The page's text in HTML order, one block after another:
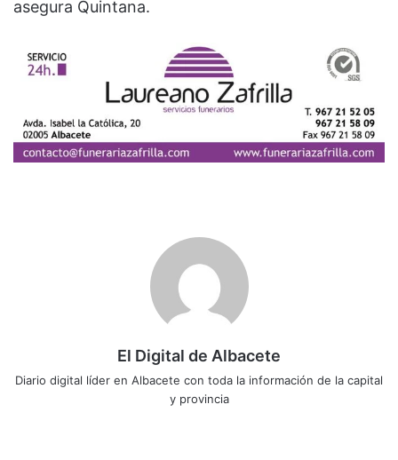
asegura Quintana.
El Digital de Albacete
Diario digital líder en Albacete con toda la información de la capital
y provincia